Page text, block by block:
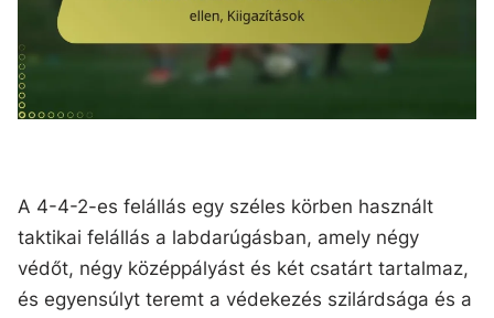
A 4-4-2-es felállás egy széles körben használt
taktikai felállás a labdarúgásban, amely négy
védőt, négy középpályást és két csatárt tartalmaz,
és egyensúlyt teremt a védekezés szilárdsága és a